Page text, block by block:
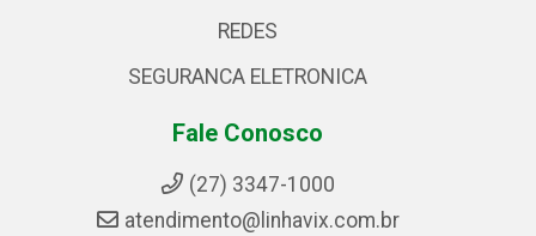
REDES
SEGURANCA ELETRONICA
Fale Conosco
(27) 3347-1000
atendimento@linhavix.com.br